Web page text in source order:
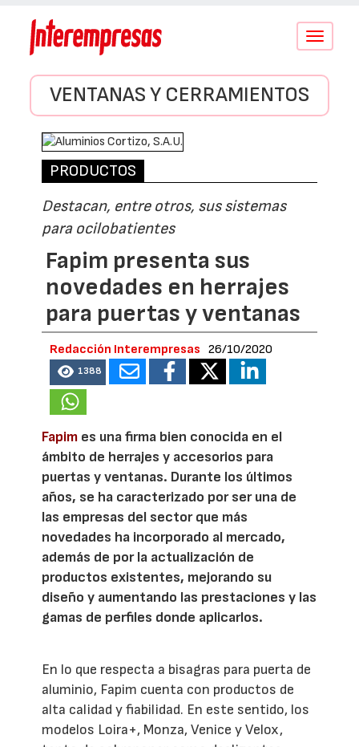
Conmutar
VENTANAS Y CERRAMIENTOS
PRODUCTOS
Destacan, entre otros, sus sistemas
para ocilobatientes
Fapim presenta sus
novedades en herrajes
para puertas y ventanas
Redacción Interempresas 26/10/2020
1388
Fapim es una firma bien conocida en el
ámbito de herrajes y accesorios para
puertas y ventanas. Durante los últimos
años, se ha caracterizado por ser una de
las empresas del sector que más
novedades ha incorporado al mercado,
además de por la actualización de
productos existentes, mejorando su
diseño y aumentando las prestaciones y las
gamas de perfiles donde aplicarlos.
En lo que respecta a bisagras para puerta de
aluminio, Fapim cuenta con productos de
alta calidad y fiabilidad. En este sentido, los
modelos Loira+, Monza, Venice y Velox,